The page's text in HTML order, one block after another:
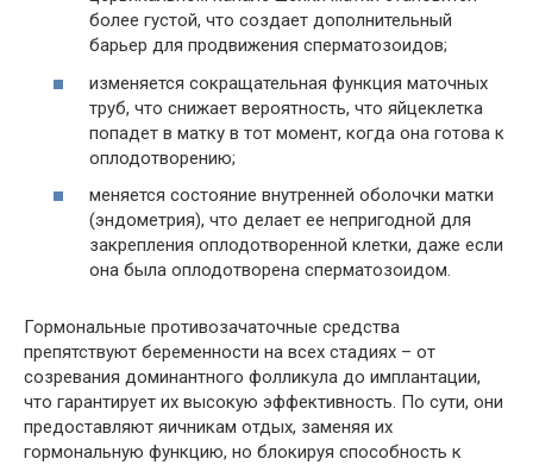
более густой, что создает дополнительный
барьер для продвижения сперматозоидов;
изменяется сокращательная функция маточных
труб, что снижает вероятность, что яйцеклетка
попадет в матку в тот момент, когда она готова к
оплодотворению;
меняется состояние внутренней оболочки матки
(эндометрия), что делает ее непригодной для
закрепления оплодотворенной клетки, даже если
она была оплодотворена сперматозоидом.
Гормональные противозачаточные средства
препятствуют беременности на всех стадиях – от
созревания доминантного фолликула до имплантации,
что гарантирует их высокую эффективность. По сути, они
предоставляют яичникам отдых, заменяя их
гормональную функцию, но блокируя способность к